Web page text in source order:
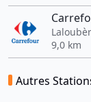
9,0 km
Autres